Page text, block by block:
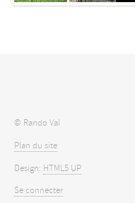
© Rando Val
Plan du site
Design: HTML5 UP
Se connecter